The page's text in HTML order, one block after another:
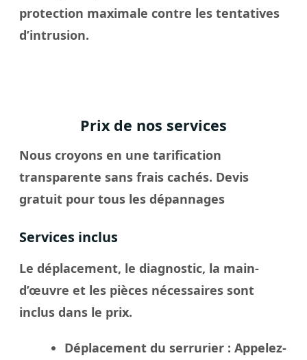
protection maximale contre les tentatives
d’intrusion.
Prix de nos services
Nous croyons en une tarification
transparente sans frais cachés. Devis
gratuit pour tous les dépannages
Services inclus
Le déplacement, le diagnostic, la main-
d’œuvre et les pièces nécessaires sont
inclus dans le prix.
Déplacement du serrurier : Appelez-